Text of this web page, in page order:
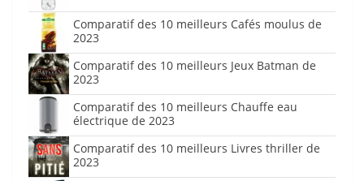
Comparatif des 10 meilleurs Cafés moulus de
2023
Comparatif des 10 meilleurs Jeux Batman de
2023
Comparatif des 10 meilleurs Chauffe eau
électrique de 2023
Comparatif des 10 meilleurs Livres thriller de
2023